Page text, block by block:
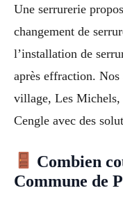
Une serrurerie
changement de
l’installation de
après effraction.
village, Les Michels,
Cengle avec des
Combien
Commune de